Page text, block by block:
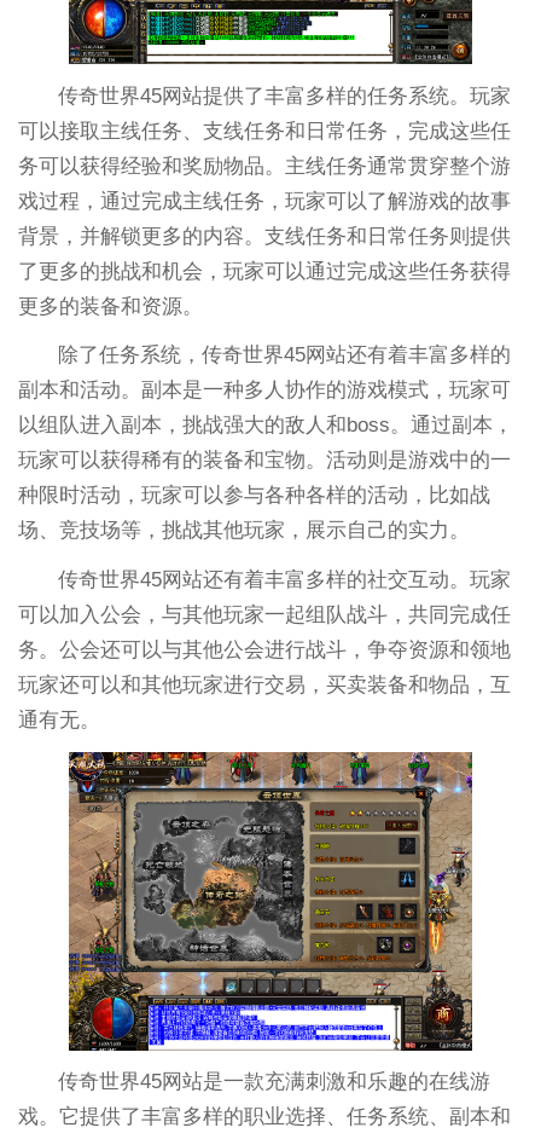
传奇世界45网站提供了丰富多样的任务系统。玩家
可以接取主线任务、支线任务和日常任务，完成这些任
务可以获得经验和奖励物品。主线任务通常贯穿整个游
戏过程，通过完成主线任务，玩家可以了解游戏的故事
背景，并解锁更多的内容。支线任务和日常任务则提供
了更多的挑战和机会，玩家可以通过完成这些任务获得
更多的装备和资源。
除了任务系统，传奇世界45网站还有着丰富多样的
副本和活动。副本是一种多人协作的游戏模式，玩家可
以组队进入副本，挑战强大的敌人和boss。通过副本，
玩家可以获得稀有的装备和宝物。活动则是游戏中的一
种限时活动，玩家可以参与各种各样的活动，比如战
场、竞技场等，挑战其他玩家，展示自己的实力。
传奇世界45网站还有着丰富多样的社交互动。玩家
可以加入公会，与其他玩家一起组队战斗，共同完成任
务。公会还可以与其他公会进行战斗，争夺资源和领地
玩家还可以和其他玩家进行交易，买卖装备和物品，互
通有无。
传奇世界45网站是一款充满刺激和乐趣的在线游
戏。它提供了丰富多样的职业选择、任务系统、副本和